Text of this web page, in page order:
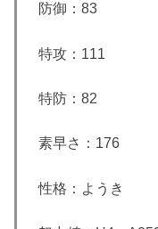
防御：83
特攻：111
特防：82
素早さ：176
性格：ようき